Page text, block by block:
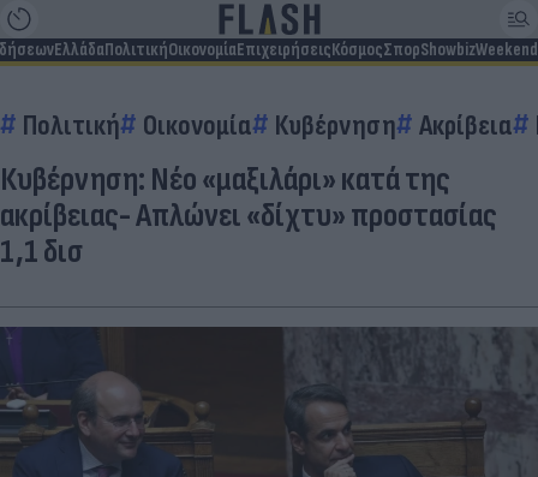
ΕλλάδαΠολιτικήΟικονομίαΕπιχειρήσειςΚόσμοςΣπορShowbizWeekend
Πολιτική Οικονομία Κυβέρνηση Ακρίβεια
Κυβέρνηση: Νέο «μαξιλάρι» κατά της
ακρίβειας- Απλώνει «δίχτυ» προστασίας
1,1 δισ